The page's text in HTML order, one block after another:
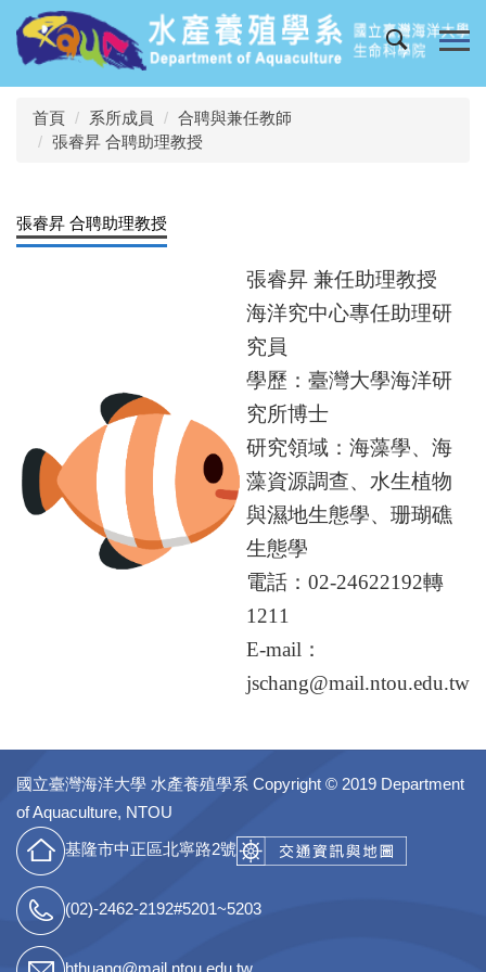
跳
到
主
要
首頁 系所成員
合聘與兼任教師
張睿昇 合聘助理教授
張睿昇 合聘助理教授
張睿昇 兼任助理教授
海洋究中心專任助理研
究員
學歷：臺灣大學海洋研
究所博士
研究領域：海藻學、海
藻資源調查、水生植物
與濕地生態學、珊瑚礁
生態學
電話：02-24622192轉
1211
E-mail：
jschang@mail.ntou.edu.tw
國立臺灣海洋大學 水產養殖學系 Copyright © 2019 Department
of Aquaculture, NTOU
基隆市中正區北寧路2號
(02)-2462-2192#5201~5203